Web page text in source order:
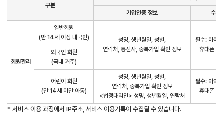
구분
가입인증 정보 수집
회원관리
일반회원
(만 14세 이상 내국인)
성명, 생년월일, 성별,
연락처, 통신사, 중복가입 확인 정보
필수: 아이
휴대폰 번
외국인 회원
(국내 거주)
어린이 회원
(만 14세 미만 아동)
성명, 생년월일, 성별,
연락처, 중복가입 확인 정보
<법정대리인> 성명, 생년월일, 연락처
필수: 아이
휴대폰 번
* 서비스 이용 과정에서 IP주소, 서비스 이용기록이 수집될 수 있습니다.